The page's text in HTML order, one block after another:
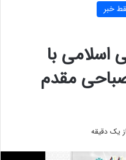
خبر
با
مقدم
یک دقیقه